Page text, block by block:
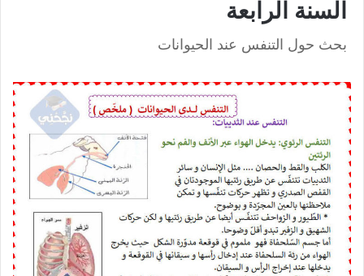
السنة الرابعة
بحث حول التنفس عند الحيوانات